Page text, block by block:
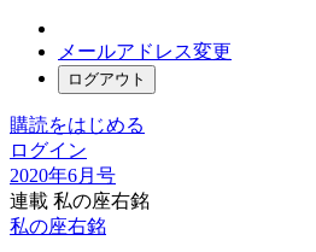
メールアドレス変更
ログアウト
購読をはじめる
ログイン
2020年6月号
連載 私の座右銘
私の座右銘